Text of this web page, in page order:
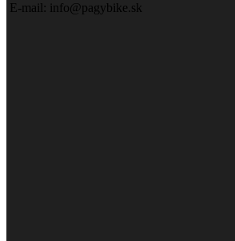
E-mail: info@pagybike.sk